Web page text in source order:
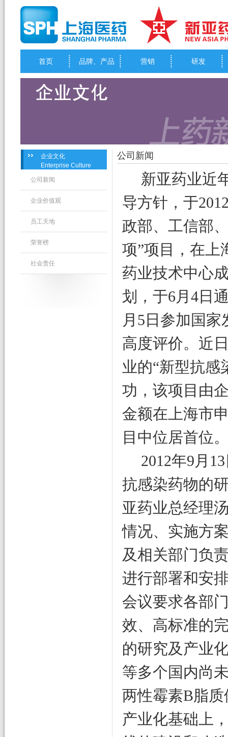
首页 品牌、产品 营销 研发
企业文化
Enterprise Culture
公司新闻
企业价值观
员工天地
荣誉榜
社会责任
公司新闻
新亚药业近
导方针，于
政部、工信部
项”项目，在上
药业技术中心
划，于6月4日
月5日参加国
高度评价。近
业的“新型抗感
功，该项目由
金额在上海市
目中位居首位
2012年9月
抗感染药物的
亚药业总经理
情况、实施方
及相关部门负
进行部署和安
会议要求各部
效、高标准的
的研究及产业
等多个国内尚
两性霉素B脂
产业化基础上